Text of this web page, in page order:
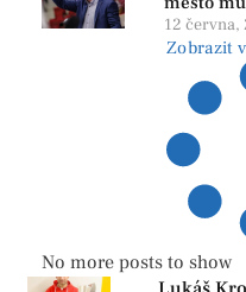
12 června,
Zobrazit
No more posts to show